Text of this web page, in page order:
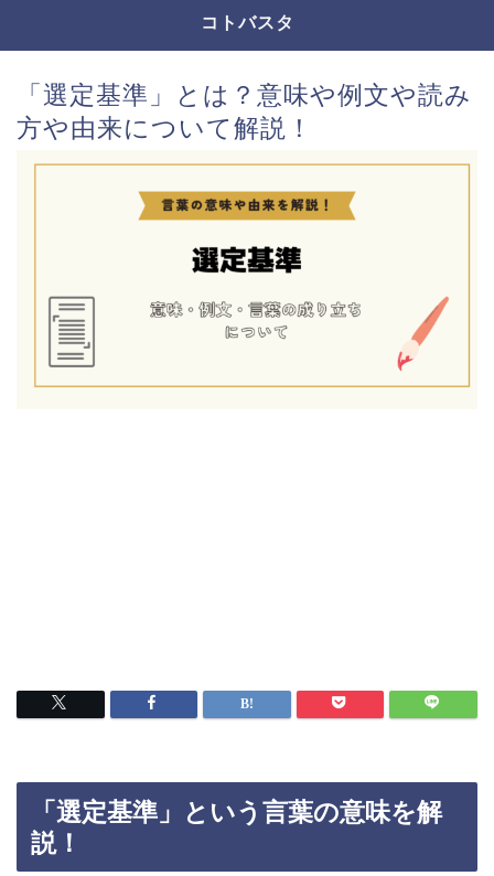
コトバスタ
「選定基準」とは？意味や例文や読み
方や由来について解説！
「選定基準」という言葉の意味を解
説！